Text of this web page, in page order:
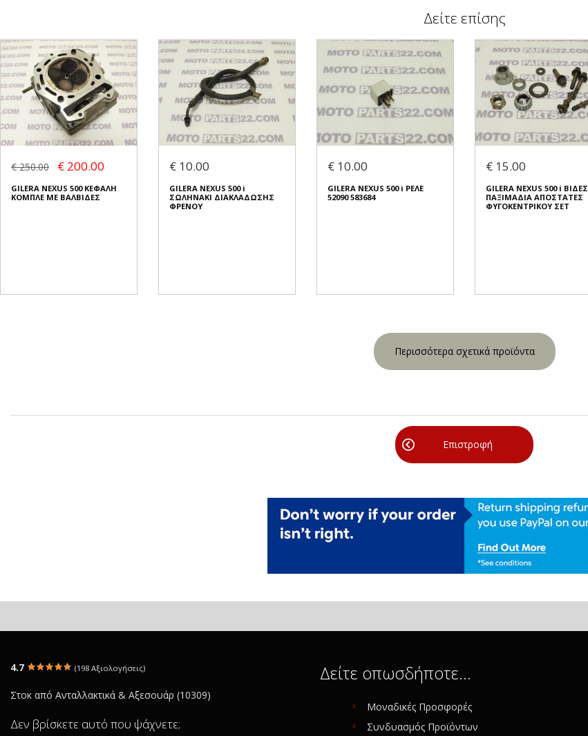
Δείτε επίσης
€ 250.00 € 200.00
GILERA NEXUS 500 ΚΕΦΑΛΗ
ΚΟΜΠΛΕ ΜΕ ΒΑΛΒΙΔΕΣ
€ 10.00
GILERA NEXUS 500 i
ΣΩΛΗΝΑΚΙ ΔΙΑΚΛΑΔΩΣΗΣ
ΦΡΕΝΟΥ
€ 10.00
GILERA NEXUS 500 i ΡΕΛΕ
52090 583684
€ 15.00
GILERA NEXUS 500 i ΒΙΔΕΣ
ΠΑΞΙΜΑΔΙΑ ΑΠΟΣΤΑΤΕΣ
ΦΥΓΟΚΕΝΤΡΙΚΟΥ ΣΕΤ
Περισσότερα σχετικά προϊόντα
Επιστροφή
4.7 (198 Αξιολογήσεις)
Στοκ από Ανταλλακτικά & Αξεσουάρ (10309)
Δεν βρίσκετε αυτό που ψάχνετε;
Δείτε οπωσδήποτε…
Μοναδικές Προσφορές
Συνδυασμός Προϊόντων